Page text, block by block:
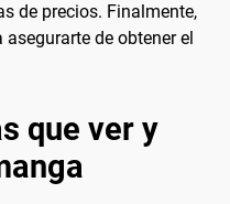
de precios. Finalmente,
de obtener el
que ver y